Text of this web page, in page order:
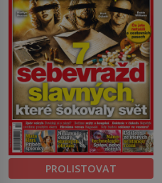
PROLISTOVAT